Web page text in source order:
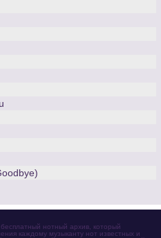
нотный архив, который
каждому музыканту нот известных и